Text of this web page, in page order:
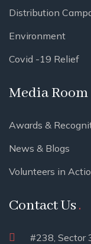
Distribution
Environment
Covid -19 Relief
Media Room
Awards &
News & Blogs
Volunteers in
Contact Us
#238, Sector